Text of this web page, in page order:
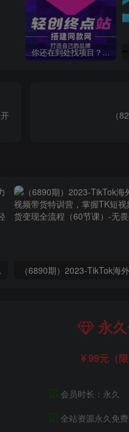
你还在到处找项目？还在当韭菜？我靠卖项目一个月收入5万+，曾经我也是个失败者。
（
短剧）
永久
99元（限
☑ 会员时长：永久
☑ 全站资源永久免